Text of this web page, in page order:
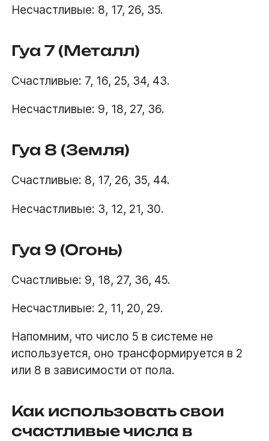
Несчастливые: 8, 17, 26, 35.
Гуа 7 (Металл)
Счастливые: 7, 16, 25, 34, 43.
Несчастливые: 9, 18, 27, 36.
Гуа 8 (Земля)
Счастливые: 8, 17, 26, 35, 44.
Несчастливые: 3, 12, 21, 30.
Гуа 9 (Огонь)
Счастливые: 9, 18, 27, 36, 45.
Несчастливые: 2, 11, 20, 29.
Напомним, что число 5 в системе не
используется, оно трансформируется в 2
или 8 в зависимости от пола.
Как использовать свои
счастливые числа в